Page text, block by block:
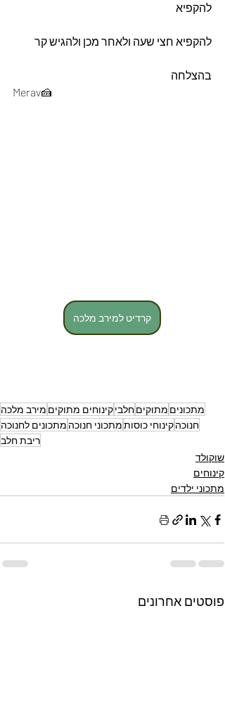
להקפיא
להקפיא חצי שעה ולאחר מכן ולהגיש קר
בהצלחה
Merav🍰
קרדיט למירב מלכה
מתכונים מתוקיםחלביקינוחים מתוקים מירב מלכה
חנוכהקינוחי כוסותמתכוני חנוכה מתכונים לחנוכה
ריבת חלב
שוקולד
קינוחים
מתכוני ילדים
פוסטים אחרונים